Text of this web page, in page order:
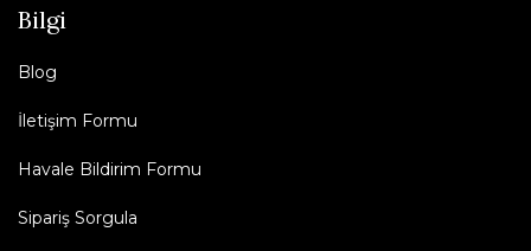
Bilgi
Blog
İletişim Formu
Havale Bildirim Formu
Sipariş Sorgula